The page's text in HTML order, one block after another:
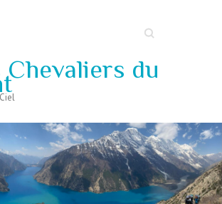
Search
Chevaliers du